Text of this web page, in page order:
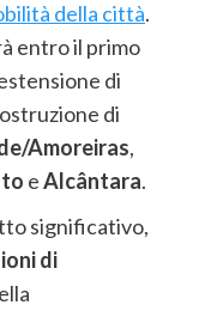
della città.
entro il primo
di
di
Amoreiras,
eAlcântara.
significativo,
di